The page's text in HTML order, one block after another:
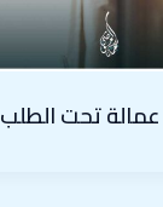
عمالة تحت